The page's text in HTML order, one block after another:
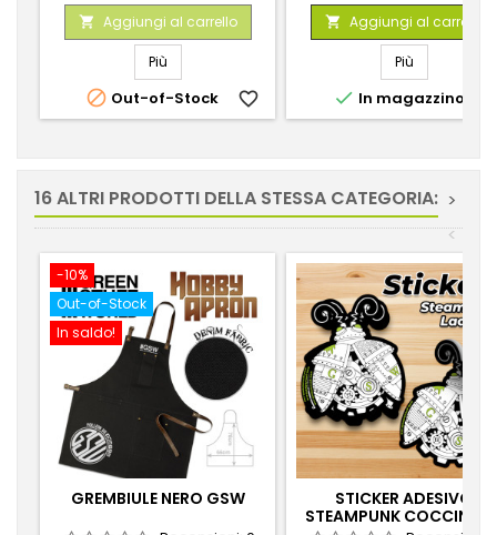
base
 Aggiungi al carrello
Più
 Out-of-Stock favorite_border
base
 Aggiungi al carrello
Più
 In magazzino
16 ALTRI PRODOTTI DELLA STESSA CATEGORIA: >
<
-10%
Out-of-Stock
In saldo!
GREMBIULE NERO GSW
STICKER ADESIVO
STEAMPUNK